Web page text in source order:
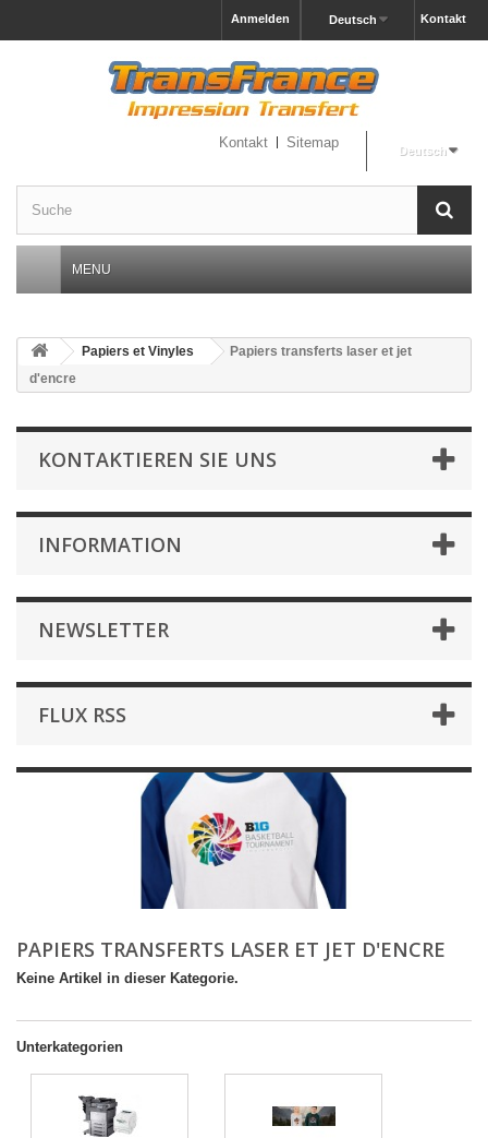
Kontakt
Deutsch
Anmelden
Deutsch
Kontakt Sitemap
MENU
Papiers et Vinyles
Papiers transferts laser et jet
d'encre
KONTAKTIEREN SIE UNS
INFORMATION
NEWSLETTER
FLUX RSS
PAPIERS TRANSFERTS LASER ET JET D'ENCRE
Keine Artikel in dieser Kategorie.
Unterkategorien